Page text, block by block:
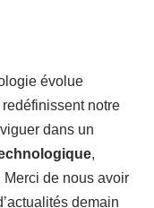
évolue
notre
dans un
,
Merci de nous avoir
demain